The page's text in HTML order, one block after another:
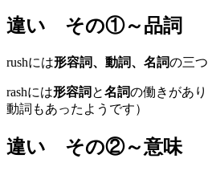
違い その①～品詞
rushには形容詞、動詞、名詞の三
rashには形容詞 と名詞の働きがあ
動詞もあったようです）
違い その②～意味